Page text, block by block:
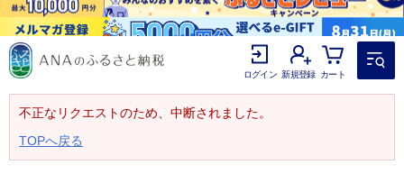
ログイン 新規登録 カート
不正なリクエストのため、中断されました。
TOPへ戻る